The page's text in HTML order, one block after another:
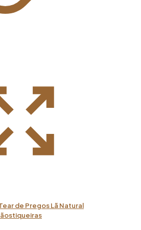
de Pregos Lã Natural